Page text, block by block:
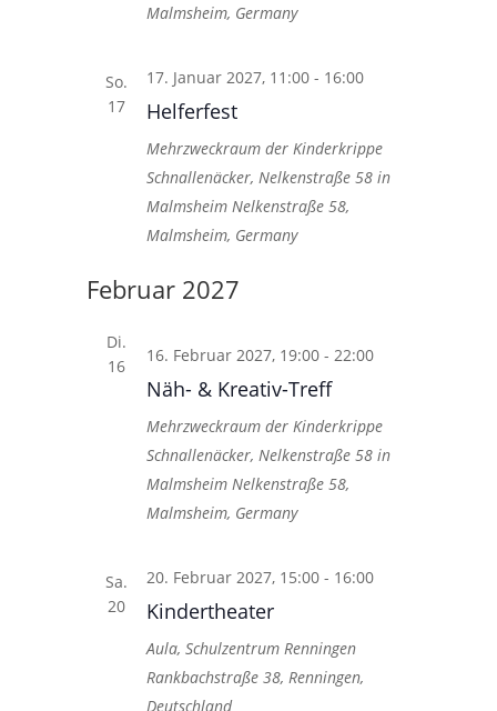
Malmsheim, Germany
So.
17
Helferfest
17. Januar 2027, 11:00 - 16:00
Mehrzweckraum der Kinderkrippe
Schnallenäcker, Nelkenstraße 58 in
MalmsheimNelkenstraße 58,
Malmsheim, Germany
Februar 2027
Di.
16
Näh- & Kreativ-Treff
16. Februar 2027, 19:00 -22:00
Mehrzweckraum der Kinderkrippe
Schnallenäcker, Nelkenstraße 58 in
MalmsheimNelkenstraße 58,
Malmsheim, Germany
Sa.
20
Kindertheater
20. Februar 2027, 15:00 - 16:00
Aula, Schulzentrum Renningen
Rankbachstraße 38, Renningen,
Deutschland